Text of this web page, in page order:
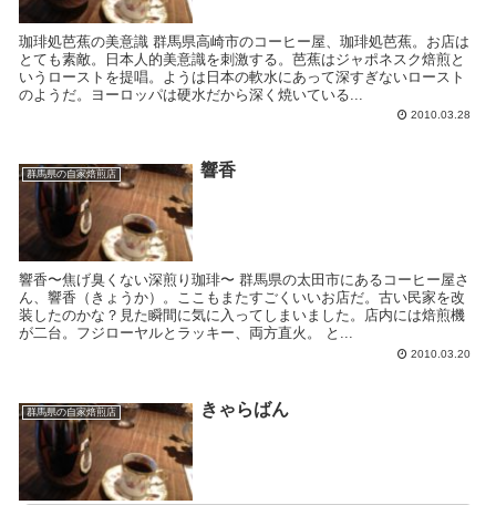
珈琲処芭蕉の美意識 群馬県高崎市のコーヒー屋、珈琲処芭蕉。お店は
とても素敵。日本人的美意識を刺激する。芭蕉はジャポネスク焙煎と
いうローストを提唱。ようは日本の軟水にあって深すぎないロースト
のようだ。ヨーロッパは硬水だから深く焼いている...
2010.03.28
群馬県の自家焙煎店 響香
響香〜焦げ臭くない深煎り珈琲〜 群馬県の太田市にあるコーヒー屋さ
ん、響香（きょうか）。ここもまたすごくいいお店だ。古い民家を改
装したのかな？見た瞬間に気に入ってしまいました。店内には焙煎機
が二台。フジローヤルとラッキー、両方直火。 と...
2010.03.20
群馬県の自家焙煎店 きゃらばん